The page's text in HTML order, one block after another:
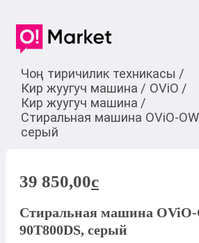
Чоң тиричилик техникасы /
Кир жуугуч машина / OViO /
Кир жуугуч машина /
Стиральная машина OViO-
серый
39 850,00c
Стиральная машина
90T800DS, серый